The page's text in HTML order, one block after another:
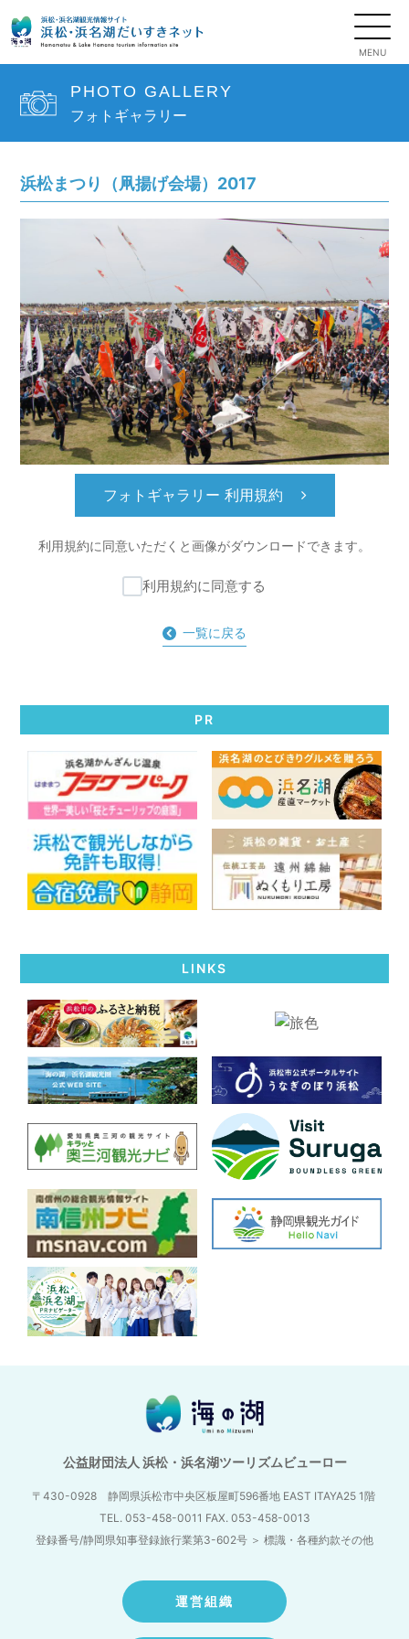
PHOTO GALLERY
フォトギャラリー
浜松まつり（凧揚げ会場）2017
フォトギャラリー 利用規約
利用規約に同意いただくと画像がダウンロードできます。
利用規約に同意する
一覧に戻る
PR
LINKS
公益財団法人 浜松・浜名湖ツーリズムビューロー
〒430-0928 静岡県浜松市中央区板屋町596番地 EAST ITAYA25 1階
TEL. 053-458-0011 FAX. 053-458-0013
登録番号/静岡県知事登録旅行業第3-602号 ＞ 標識・各種約款その他
運営組織